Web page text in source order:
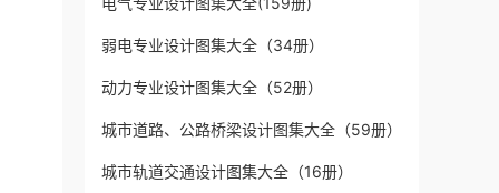
弱电专业设计图集大全（34册）
动力专业设计图集大全（52册）
城市道路、公路桥梁设计图集大全（59册）
城市轨道交通设计图集大全（16册）